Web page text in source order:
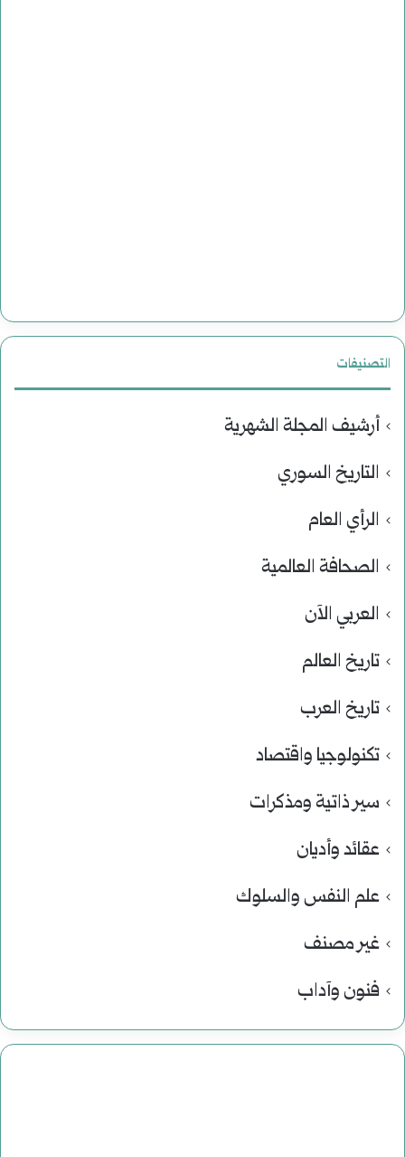
التصنيفات
أرشيف المجلة الشهرية
التاريخ السوري
الرأي العام
الصحافة العالمية
العربي الآن
تاريخ العالم
تاريخ العرب
تكنولوجيا واقتصاد
سير ذاتية ومذكرات
عقائد وأديان
علم النفس والسلوك
غير مصنف
فنون وآداب